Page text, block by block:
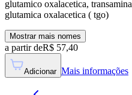
glutamico oxalacetica,
glutamica oxalacetica ( tgo)
Mostrar mais nomes
a partir deR$ 57,40
Adicionar Mais informações